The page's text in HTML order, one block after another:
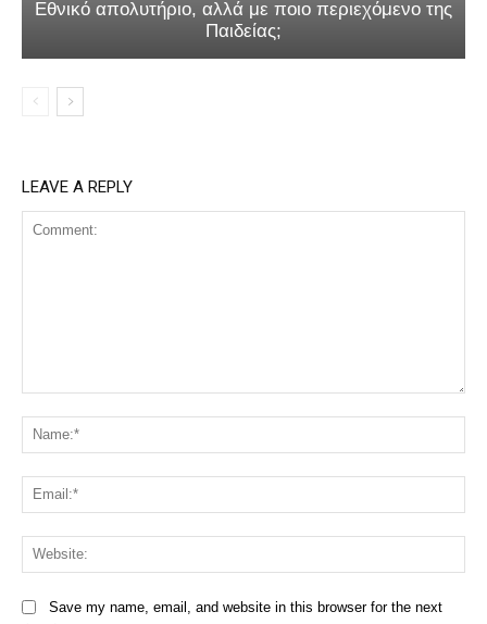
Εθνικό απολυτήριο, αλλά με ποιο περιεχόμενο της
Παιδείας;
LEAVE A REPLY
Save my name, email, and website in this browser for the next